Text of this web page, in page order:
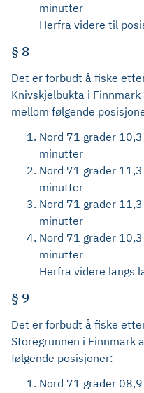
minutter
Herfra videre til
§ 8
Det er forbudt å fiske
Knivskjelbukta i
mellom følgende
Nord 71 grader
minutter
Nord 71 grader
minutter
Nord 71 grader
minutter
Nord 71 grader
minutter
Herfra videre langs
§ 9
Det er forbudt å fiske
Storegrunnen i Finnmark
følgende posisjoner:
Nord 71 grader